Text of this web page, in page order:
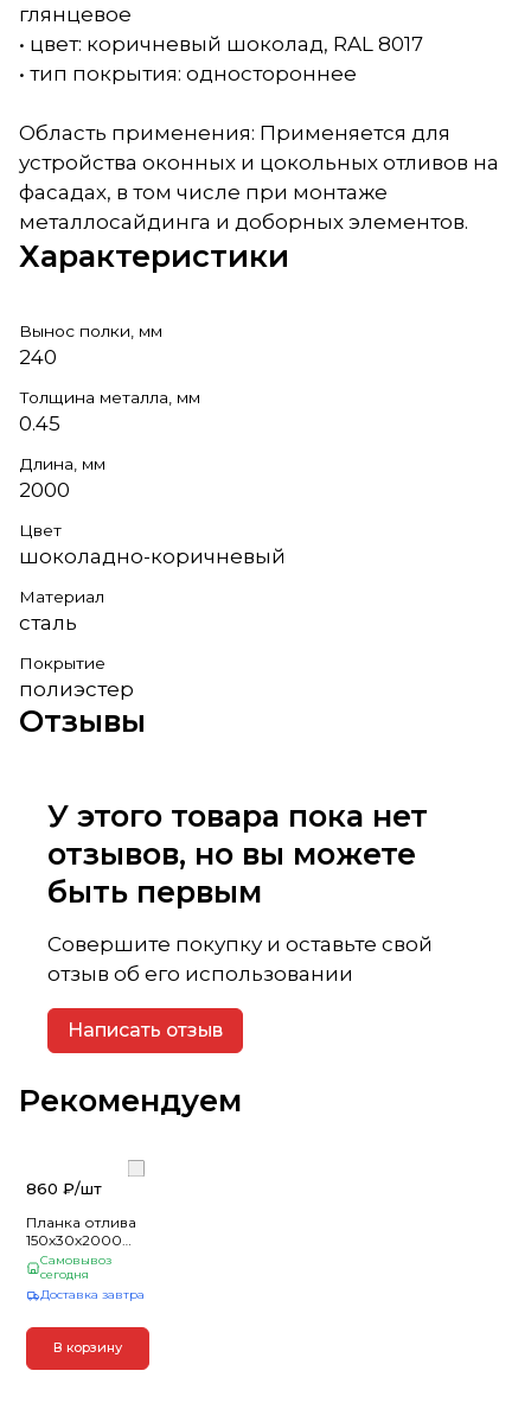
глянцевое
• цвет: коричневый шоколад, RAL 8017
• тип покрытия: одностороннее
Область применения: Применяется для
устройства оконных и цокольных отливов на
фасадах, в том числе при монтаже
металлосайдинга и доборных элементов.
Характеристики
Вынос полки, мм
240
Толщина металла, мм
0.45
Длина, мм
2000
Цвет
шоколадно-коричневый
Материал
сталь
Покрытие
полиэстер
Отзывы
У этого товара пока нет
отзывов, но вы можете
быть первым
Совершите покупку и оставьте свой
отзыв об его использовании
Написать отзыв
Рекомендуем
860 ₽/шт
Планка отлива
150х30х2000
(ПЭ-01-8017-
0.45) шок. кор
Самовывоз
сегодня
Доставка завтра
В корзину